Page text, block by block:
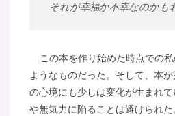
それが幸福か不幸なのかも
この本を作り始めた時点での
ようなものだった。そして、本
の心境にも少しは変化が生まれ
や無気力に陥ることは避けられ